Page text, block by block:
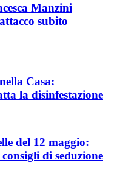
Manzini
subito
Casa:
la disinfestazione
del 12 maggio:
di seduzione